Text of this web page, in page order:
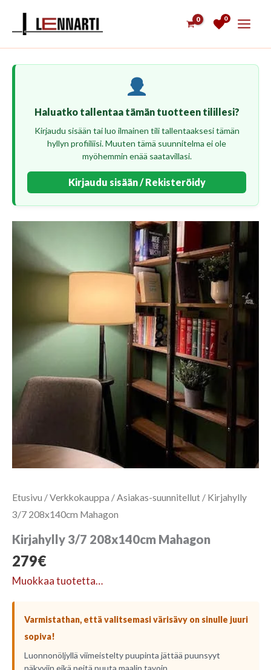
0
Haluatko tallentaa tämän tuotteen tilillesi?
Kirjaudu sisään tai luo ilmainen tili tallentaaksesi tämän
hyllyn profiiliisi. Muuten tämä suunnitelma ei ole
myöhemmin enää saatavillasi.
Kirjaudu sisään / Rekisteröidy
Etusivu /Verkkokauppa / Asiakas-suunnitellut / Kirjahylly
3/7 208x140cm Mahagon
Kirjahylly 3/7 208x140cm Mahagon
279€
Muokkaa tuotetta…
Varmistathan, että valitsemasi värisävy on sinulle juuri
sopiva!
Luonnonöljyllä viimeistelty puupinta jättää puunsyyt
näkyviin eikä peitä puuta maalin tavoin.